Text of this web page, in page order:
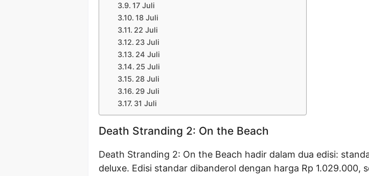
17 Juli
18 Juli
22 Juli
23 Juli
24 Juli
25 Juli
28 Juli
29 Juli
31 Juli
Death Stranding 2: On the Beach
Death Stranding 2: On the Beach hadir dalam dua edisi:
deluxe. Edisi standar dibanderol dengan harga Rp 1.029.000,